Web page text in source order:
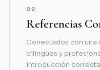
02
Referencias
Conectados con
bilingües y
introducción